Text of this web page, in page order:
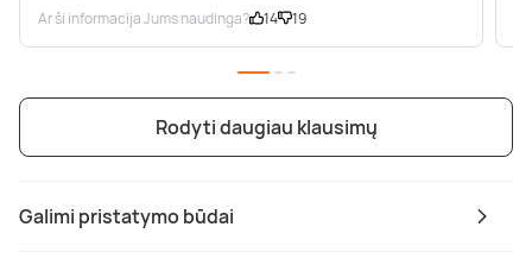
Galimi pristatymo būdai
Ar ši informacija Jums naudinga? 14 19
Rodyti daugiau klausimų